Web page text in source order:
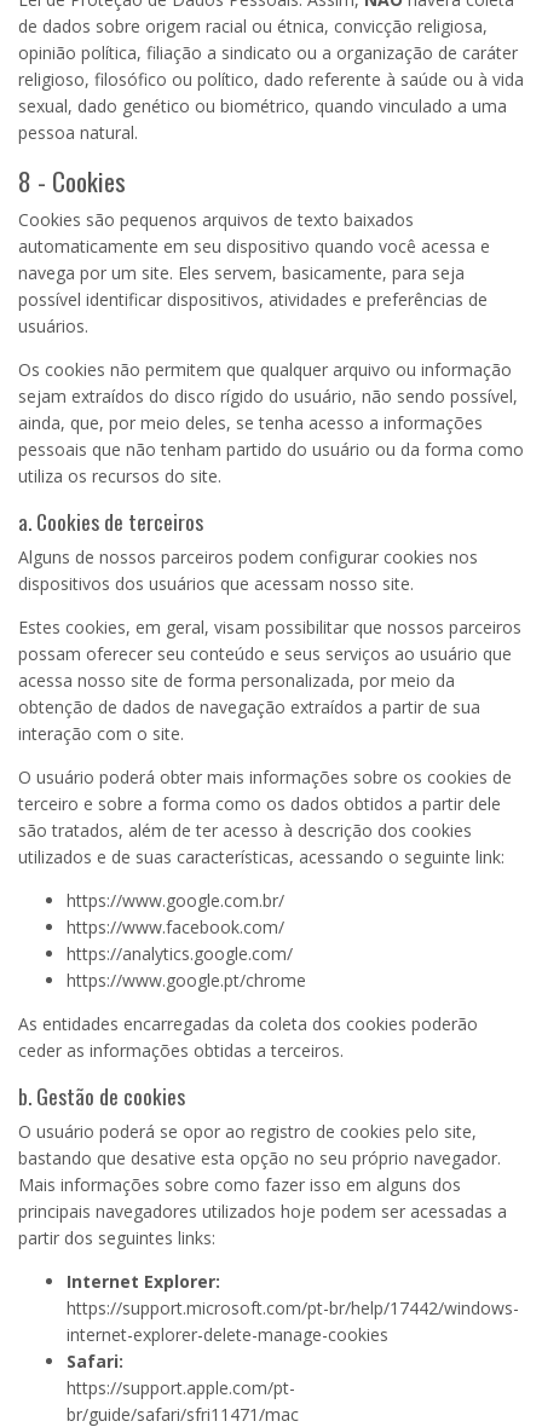
de dados sobre origem racial ou étnica, convicção religiosa,
opinião política, filiação a sindicato ou a organização de caráter
religioso, filosófico ou político, dado referente à saúde ou à vida
sexual, dado genético ou biométrico, quando vinculado a uma
pessoa natural.
8 - Cookies
Cookies são pequenos arquivos de texto baixados
automaticamente em seu dispositivo quando você acessa e
navega por um site. Eles servem, basicamente, para seja
possível identificar dispositivos, atividades e preferências de
usuários.
Os cookies não permitem que qualquer arquivo ou informação
sejam extraídos do disco rígido do usuário, não sendo possível,
ainda, que, por meio deles, se tenha acesso a informações
pessoais que não tenham partido do usuário ou da forma como
utiliza os recursos do site.
a. Cookies de terceiros
Alguns de nossos parceiros podem configurar cookies nos
dispositivos dos usuários que acessam nosso site.
Estes cookies, em geral, visam possibilitar que nossos parceiros
possam oferecer seu conteúdo e seus serviços ao usuário que
acessa nosso site de forma personalizada, por meio da
obtenção de dados de navegação extraídos a partir de sua
interação com o site.
O usuário poderá obter mais informações sobre os cookies de
terceiro e sobre a forma como os dados obtidos a partir dele
são tratados, além de ter acesso à descrição dos cookies
utilizados e de suas características, acessando o seguinte link:
https://www.google.com.br/
https://www.facebook.com/
https://analytics.google.com/
https://www.google.pt/chrome
As entidades encarregadas da coleta dos cookies poderão
ceder as informações obtidas a terceiros.
b. Gestão de cookies
O usuário poderá se opor ao registro de cookies pelo site,
bastando que desative esta opção no seu próprio navegador.
Mais informações sobre como fazer isso em alguns dos
principais navegadores utilizados hoje podem ser acessadas a
partir dos seguintes links:
Internet Explorer:
https://support.microsoft.com/pt-br/help/17442/windows-
internet-explorer-delete-manage-cookies
Safari:
https://support.apple.com/pt-
br/guide/safari/sfri11471/mac